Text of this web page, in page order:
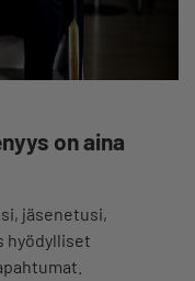
on aina
jäsenetusi,
hyödylliset